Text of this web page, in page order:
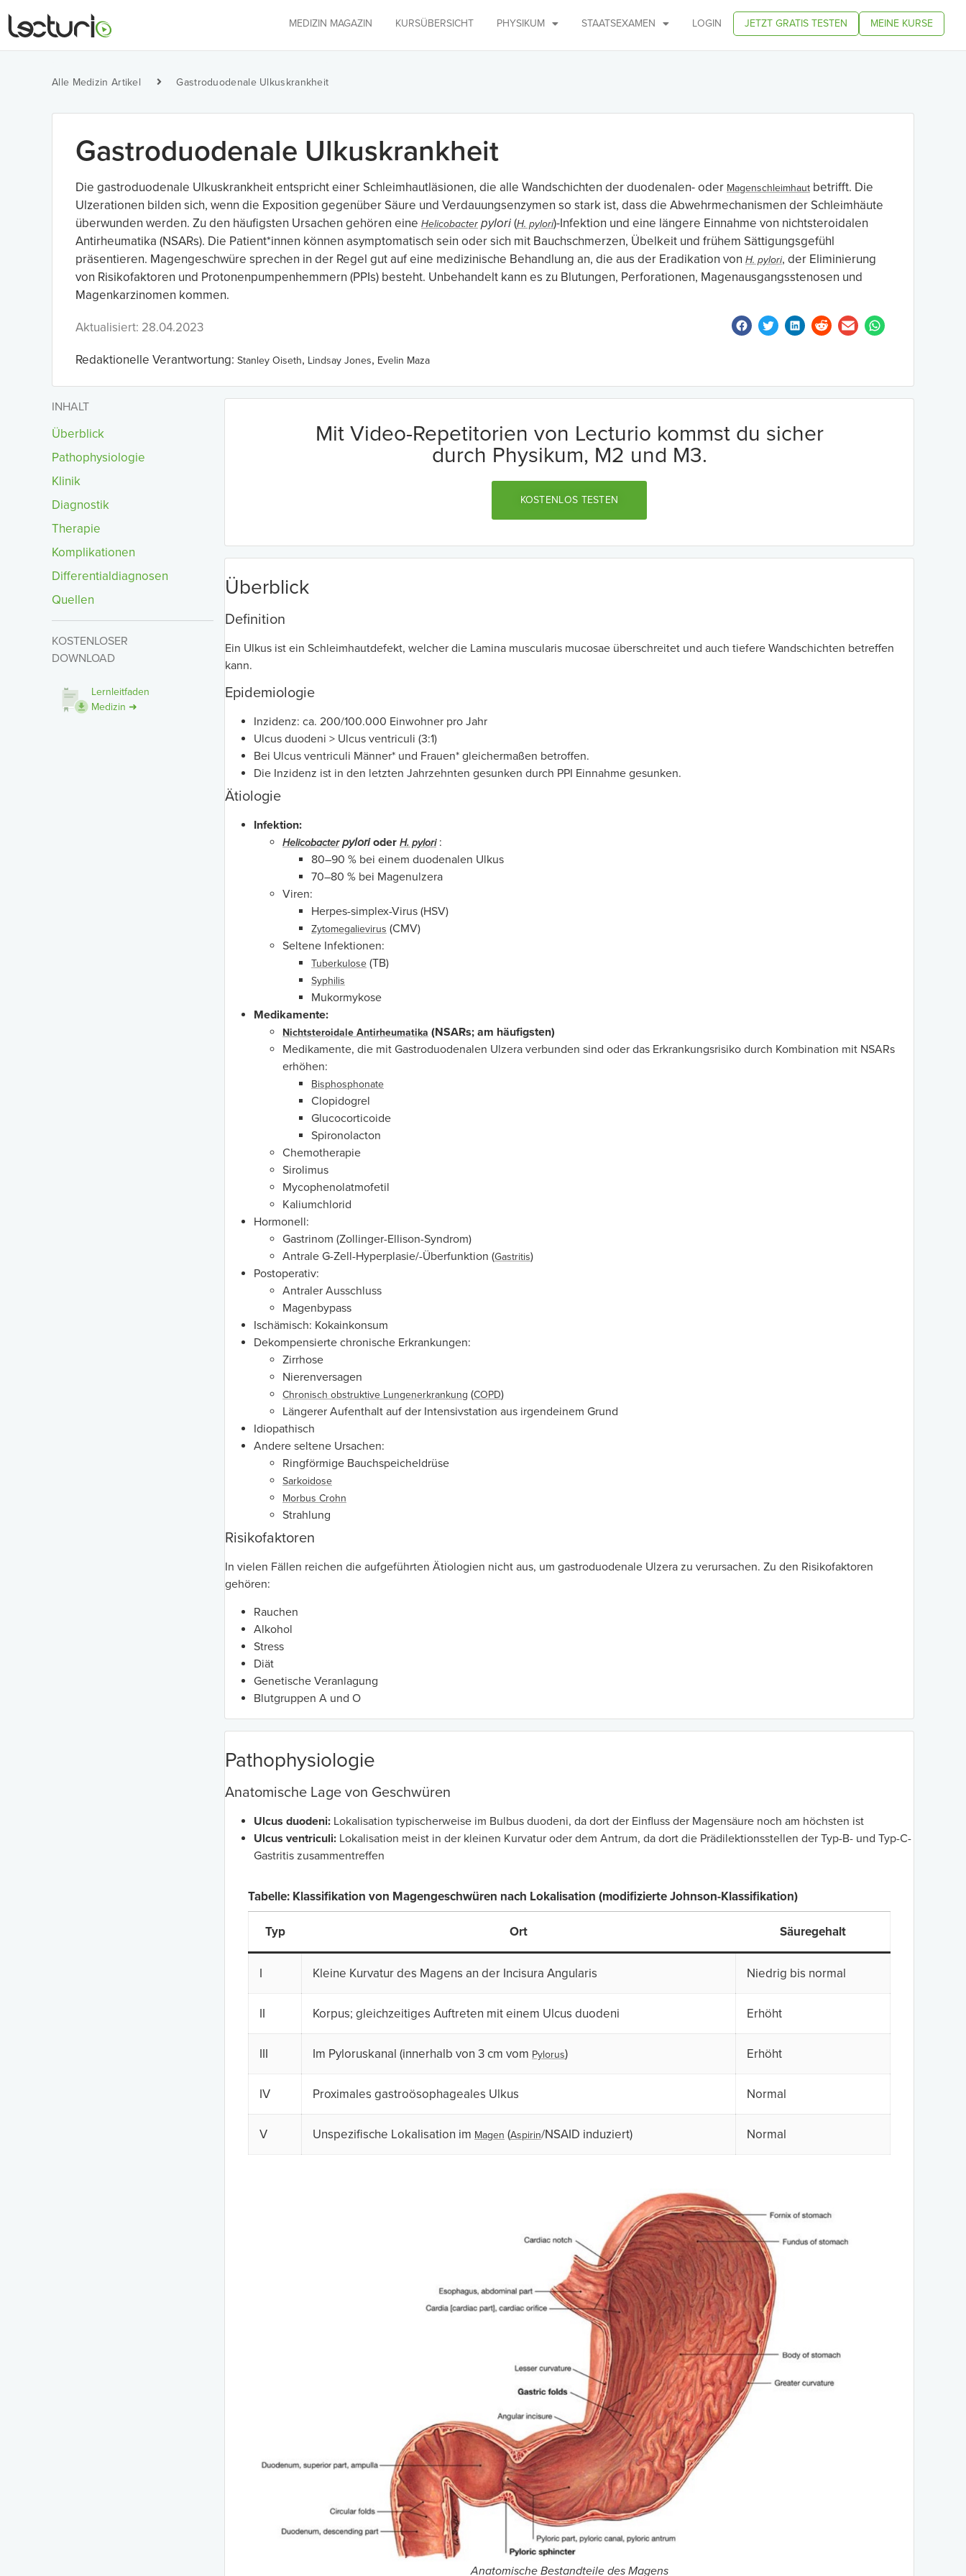
MEDIZIN MAGAZIN KURSÜBERSICHT PHYSIKUM STAATSEXAMEN LOGIN JETZT GRATIS TESTEN MEINE KURSE
Alle Medizin Artikel Gastroduodenale Ulkuskrankheit
Gastroduodenale Ulkuskrankheit
Die gastroduodenale Ulkuskrankheit entspricht einer Schleimhautläsionen, die alle Wandschichten der duodenalen- oder Magenschleimhaut betrifft. Die
Ulzerationen bilden sich, wenn die Exposition gegenüber Säure und Verdauungsenzymen so stark ist, dass die Abwehrmechanismen der Schleimhäute
überwunden werden. Zu den häufigsten Ursachen gehören eine Helicobacter pylori(H. pylori)-Infektion und eine längere Einnahme von nichtsteroidalen
Antirheumatika (NSARs). Die Patient*innen können asymptomatisch sein oder sich mit Bauchschmerzen, Übelkeit und frühem Sättigungsgefühl
präsentieren. Magengeschwüre sprechen in der Regel gut auf eine medizinische Behandlung an, die aus der Eradikation von H. pylori, der Eliminierung
von Risikofaktoren und Protonenpumpenhemmern (PPIs) besteht. Unbehandelt kann es zu Blutungen, Perforationen, Magenausgangsstenosen und
Magenkarzinomen kommen.
Aktualisiert: 28.04.2023
Redaktionelle Verantwortung: Stanley Oiseth, Lindsay Jones, Evelin Maza
INHALT
Überblick
Pathophysiologie
Klinik
Diagnostik
Therapie
Komplikationen
Differentialdiagnosen
Quellen
KOSTENLOSER
DOWNLOAD
Lernleitfaden
Medizin ➜
Mit Video-Repetitorien von Lecturio kommst du sicher
durch Physikum, M2 und M3.
KOSTENLOS TESTEN
Überblick
Definition
Ein Ulkus ist ein Schleimhautdefekt, welcher die Lamina muscularis mucosae überschreitet und auch tiefere Wandschichten betreffen
kann.
Epidemiologie
Inzidenz: ca. 200/100.000 Einwohner pro Jahr
Ulcus duodeni > Ulcus ventriculi (3:1)
Bei Ulcus ventriculi Männer* und Frauen* gleichermaßen betroffen.
Die Inzidenz ist in den letzten Jahrzehnten gesunken durch PPI Einnahme gesunken.
Ätiologie
Infektion:
Helicobacterpylori oder H. pylori :
80–90 % bei einem duodenalen Ulkus
70–80 % bei Magenulzera
Viren:
Herpes-simplex-Virus (HSV)
Zytomegalievirus (CMV)
Seltene Infektionen:
Tuberkulose (TB)
Syphilis
Mukormykose
Medikamente:
Nichtsteroidale Antirheumatika (NSARs; am häufigsten)
Medikamente, die mit Gastroduodenalen Ulzera verbunden sind oder das Erkrankungsrisiko durch Kombination mit NSARs
erhöhen:
Bisphosphonate
Clopidogrel
Glucocorticoide
Spironolacton
Chemotherapie
Sirolimus
Mycophenolatmofetil
Kaliumchlorid
Hormonell:
Gastrinom (Zollinger-Ellison-Syndrom)
Antrale G-Zell-Hyperplasie/-Überfunktion (Gastritis)
Postoperativ:
Antraler Ausschluss
Magenbypass
Ischämisch: Kokainkonsum
Dekompensierte chronische Erkrankungen:
Zirrhose
Nierenversagen
Chronisch obstruktive Lungenerkrankung (COPD)
Längerer Aufenthalt auf der Intensivstation aus irgendeinem Grund
Idiopathisch
Andere seltene Ursachen:
Ringförmige Bauchspeicheldrüse
Sarkoidose
Morbus Crohn
Strahlung
Risikofaktoren
In vielen Fällen reichen die aufgeführten Ätiologien nicht aus, um gastroduodenale Ulzera zu verursachen. Zu den Risikofaktoren
gehören:
Rauchen
Alkohol
Stress
Diät
Genetische Veranlagung
Blutgruppen A und O
Pathophysiologie
Anatomische Lage von Geschwüren
Ulcus duodeni: Lokalisation typischerweise im Bulbus duodeni, da dort der Einfluss der Magensäure noch am höchsten ist
Ulcus ventriculi: Lokalisation meist in der kleinen Kurvatur oder dem Antrum, da dort die Prädilektionsstellen der Typ-B- und Typ-C-
Gastritis zusammentreffen
Tabelle: Klassifikation von Magengeschwüren nach Lokalisation (modifizierte Johnson-Klassifikation)
Typ Ort Säuregehalt
I Kleine Kurvatur des Magens an der Incisura Angularis Niedrig bis normal
II Korpus; gleichzeitiges Auftreten mit einem Ulcus duodeni Erhöht
III Im Pyloruskanal (innerhalb von 3 cm vom Pylorus) Erhöht
IV Proximales gastroösophageales Ulkus Normal
V Unspezifische Lokalisation im Magen (Aspirin/NSAID induziert) Normal
Anatomische Bestandteile des Magens